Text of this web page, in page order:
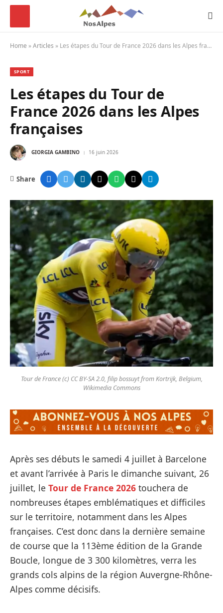
Home »Articles » Les étapes du Tour de France 2026 dans les Alpes françaises
SPORT
Les étapes du Tour de
France 2026 dans les Alpes
françaises
GIORGIA GAMBINO 16 juin 2026
Share
Tour de France (c) CC BY-SA 2.0, filip bossuyt from Kortrijk, Belgium,
Wikimedia Commons
Après ses débuts le samedi 4 juillet à Barcelone
et avant l’arrivée à Paris le dimanche suivant, 26
juillet, le Tour de France 2026 touchera de
nombreuses étapes emblématiques et difficiles
sur le territoire, notamment dans les Alpes
françaises. C’est donc dans la dernière semaine
de course que la 113ème édition de la Grande
Boucle, longue de 3 300 kilomètres, verra les
grands cols alpins de la région Auvergne-Rhône-
Alpes comme décisifs.